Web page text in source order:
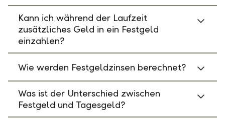
Kann ich während der Laufzeit
zusätzliches Geld in ein Festgeld
einzahlen?
Wie werden Festgeldzinsen berechnet?
Was ist der Unterschied zwischen
Festgeld und Tagesgeld?